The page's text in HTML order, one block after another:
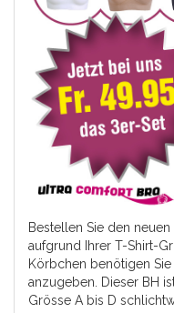
Bestellen Sie den neuen
aufgrund Ihrer T-Shirt-
Körbchen benötigen
anzugeben. Dieser BH
Grösse A bis D